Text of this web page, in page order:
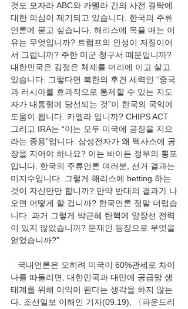
것도 모자라 ABC와 카멜라 간의 사전 결탁에
대한 의심이 제기되고 있습니다. 한국의 주류
언론에 묻고 싶습니다. 해리스에 목을 매는 이
유는 무엇입니까? 트럼프의 인성이 저질이어
서 그럽니까? 주한 미군 청구서 때문입니까?
대한민국은 김정은 체제를 머리에 이고 살고
있습니다. 그렇다면 북한의 후견 세력인 “중국
과 러시아를 효과적으로 통제할 수 있는 지도
자가 대통령에 당선되는 것”이 한국의 국익에
도움이 됩니다. 카멜라 입니까? CHIPS ACT
그리고 IRA는 “이는 모두 미국에 공장을 지으
라는 종용”입니다. 삼성전자가 왜 텍사스에 공
장을 지어야 하나요? 이는 바이든 정부의 횡포
입니다. 한국의 주류언론 여러분, 선거 결과는
미지수입니다. 그렇게 해리스에 betting 하는
것이 자신만만 합니까? 만약 반대의 결과가 나
오면 어떻게 할 겁니까? 한국언론 정말 더럽습
니다. 과거 그렇게 박근혜 탄핵에 앞장선 전력
이 있지 않았습니까? 문재인 등장으로 무엇을
얻었습니까?”
국내언론은 오히려 미국이 60%관세로 차이
나를 따돌리면, 대한민국과 대만에 공급망 생
태계를 위해 이익이 된다는 생각을 하지 않는
다. 조선일보 이해인 기자(09.19), 〈파운드리